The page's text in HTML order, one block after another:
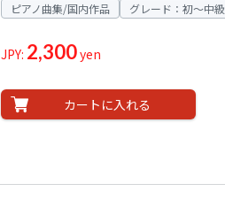
ピアノ曲集/国内作品 グレード：初～中級
JPY: 2,300yen
カートに入れる